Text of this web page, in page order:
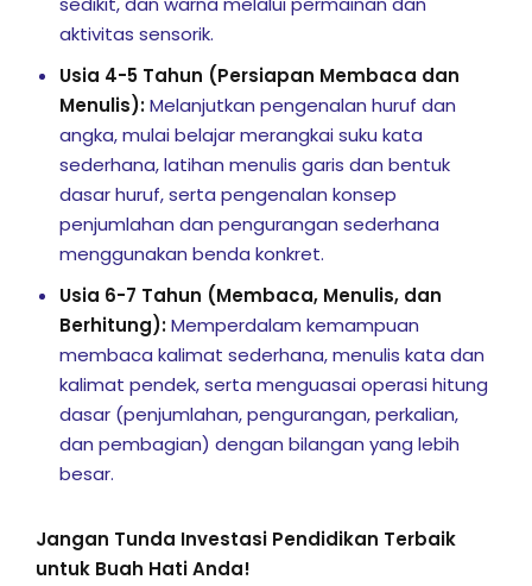
aktivitas sensorik.
Usia 4-5 Tahun (Persiapan Membaca dan
Menulis):Melanjutkan pengenalan huruf dan
angka, mulai belajar merangkai suku kata
sederhana, latihan menulis garis dan bentuk
dasar huruf, serta pengenalan konsep
penjumlahan dan pengurangan sederhana
menggunakan benda konkret.
Usia 6-7 Tahun (Membaca, Menulis, dan
Berhitung):Memperdalam kemampuan
membaca kalimat sederhana, menulis kata dan
kalimat pendek, serta menguasai operasi hitung
dasar (penjumlahan, pengurangan, perkalian,
dan pembagian) dengan bilangan yang lebih
besar.
Jangan Tunda Investasi Pendidikan Terbaik
untuk Buah Hati Anda!